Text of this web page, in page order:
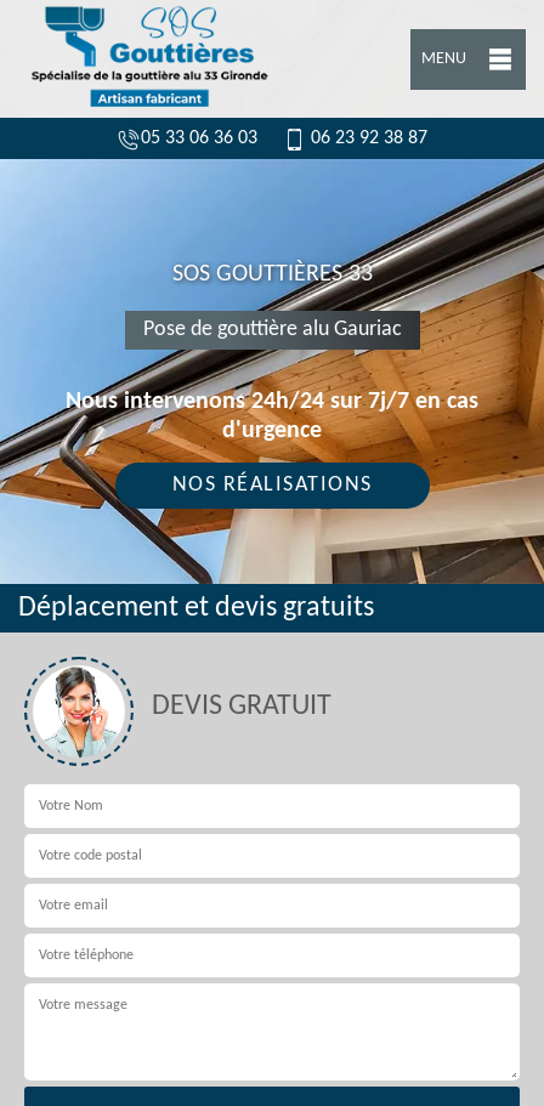
MENU
05 33 06 36 03 06 23 92 38 87
SOS GOUTTIÈRES 33
Pose de gouttière alu Gauriac
Nous intervenons 24h/24 sur 7j/7 en cas
d'urgence
NOS RÉALISATIONS
Déplacement et devis gratuits
DEVIS GRATUIT